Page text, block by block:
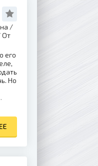
/
От
его
Но